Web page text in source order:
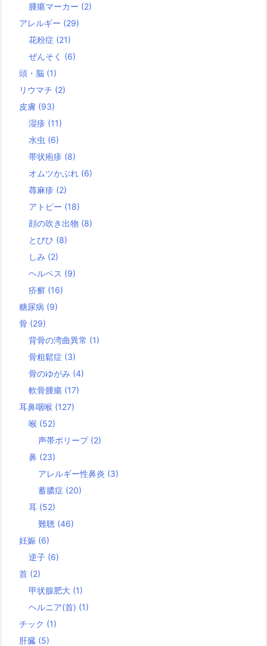
腫瘍マーカー (2)
アレルギー (29)
花粉症 (21)
ぜんそく (6)
頭・脳 (1)
リウマチ (2)
皮膚 (93)
湿疹 (11)
水虫 (6)
帯状疱疹 (8)
オムツかぶれ (6)
蕁麻疹 (2)
アトピー (18)
顔の吹き出物 (8)
とびひ (8)
しみ (2)
ヘルペス (9)
疥癬 (16)
糖尿病 (9)
骨 (29)
背骨の湾曲異常 (1)
骨粗鬆症 (3)
骨のゆがみ (4)
軟骨腫瘍 (17)
耳鼻咽喉 (127)
喉 (52)
声帯ポリープ (2)
鼻 (23)
アレルギー性鼻炎 (3)
蓄膿症 (20)
耳 (52)
難聴 (46)
妊娠 (6)
逆子 (6)
首 (2)
甲状腺肥大 (1)
ヘルニア(首) (1)
チック (1)
肝臓 (5)